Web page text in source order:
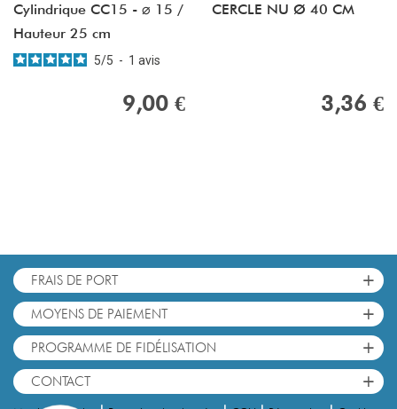
Cylindrique CC15 - ⌀ 15 /
Hauteur 25 cm
5/5 - 1 avis
9,00 €
CERCLE NU Ø 40 CM
3,36 €
FRAIS DE PORT +
MOYENS DE PAIEMENT +
PROGRAMME DE FIDÉLISATION +
CONTACT +